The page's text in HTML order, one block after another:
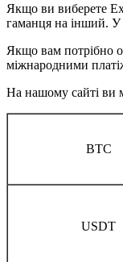
Якщо ви виберете
гаманця на інший. У
Якщо вам потрібно
міжнародними
На нашому сайті ви
BTC
USDT